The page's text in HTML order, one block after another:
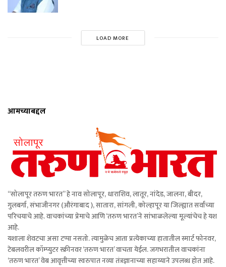
LOAD MORE
आमच्याबद्दल
“सोलापूर तरुण भारत” हे नाव सोलापूर, धाराशिव, लातूर, नांदेड, जालना, बीदर,
गुलबर्गा, संभाजीनगर (औरंगाबाद ), सातारा, सांगली, कोल्हापूर या जिल्ह्यात सर्वांच्या
परिचयाचे आहे. वाचकांच्या प्रेमाचे आणि ‘तरुण भारत’ने सांभाळलेल्या मूल्यांचेच हे यश
आहे.
यशाला शेवटचा असा टप्पा नसतो. त्यामुळेच आता प्रत्येकाच्या हातातील स्मार्ट फोनवर,
टेबलवरील कॉम्प्युटर स्क्रीनवर ‘तरुण भारत’ वाचता येईल. जगभरातील वाचकांना
‘तरुण भारत’ वेब आवृत्तीच्या स्वरुपात नव्या तंत्रज्ञानाच्या सहाय्याने उपलब्ध होत आहे.